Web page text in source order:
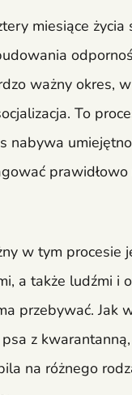
miesiące życia
ważny okres,
To
nabywa
prawidłowo
w tym procesie
a także ludźmi i
przebywać. Jak
z
na różnego